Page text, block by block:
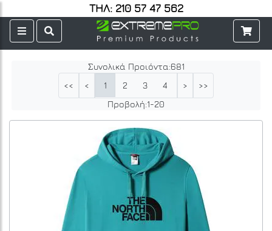
ΤΗΛ: 210 57 47 562
Συνολικά Προιόντα:681
<<
< 1 2 3 4 5 6
>
>>
Προβολή:1-20